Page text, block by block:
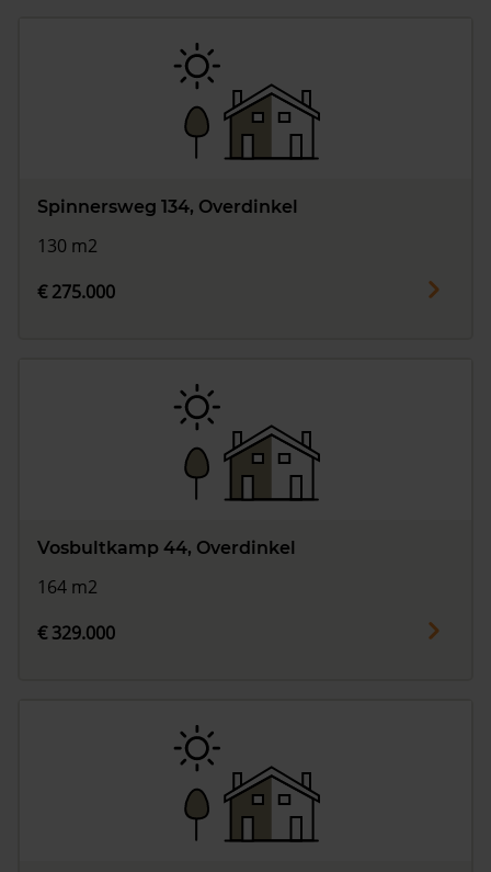
Spinnersweg 134, Overdinkel
130 m2
€ 275.000
Vosbultkamp 44, Overdinkel
164 m2
€ 329.000